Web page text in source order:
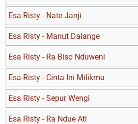
Esa Risty - Nate Janji
Esa Risty - Manut Dalange
Esa Risty - Ra Biso Nduweni
Esa Risty - Cinta Ini Milikmu
Esa Risty - Sepur Wengi
Esa Risty - Ra Ndue Ati